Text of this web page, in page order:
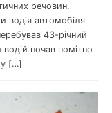
речовин.
водія автомобіля
43-річний
почав помітно
у […]